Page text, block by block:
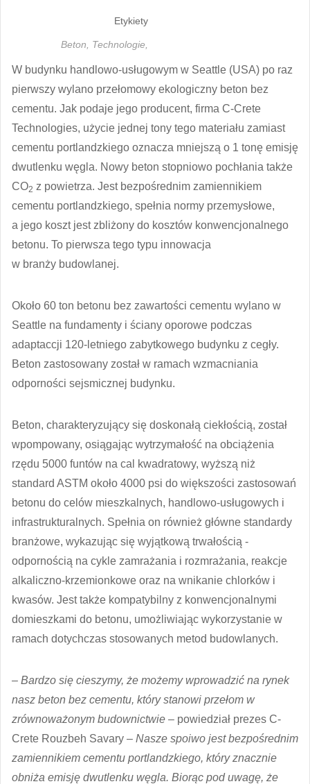
Etykiety
Beton, Technologie,
W budynku handlowo-usługowym w Seattle (USA) po raz
pierwszy wylano przełomowy ekologiczny beton bez
cementu. Jak podaje jego producent, firma C-Crete
Technologies, użycie jednej tony tego materiału zamiast
cementu portlandzkiego oznacza mniejszą o 1 tonę emisję
dwutlenku węgla. Nowy beton stopniowo pochłania także
CO2 z powietrza. Jest bezpośrednim zamiennikiem
cementu portlandzkiego, spełnia normy przemysłowe,
a jego koszt jest zbliżony do kosztów konwencjonalnego
betonu. To pierwsza tego typu innowacja
w branży budowlanej.
Około 60 ton betonu bez zawartości cementu wylano w
Seattle na fundamenty i ściany oporowe podczas
adaptaccji 120-letniego zabytkowego budynku z cegły.
Beton zastosowany został w ramach wzmacniania
odporności sejsmicznej budynku.
Beton, charakteryzujący się doskonałą ciekłością, został
wpompowany, osiągając wytrzymałość na obciążenia
rzędu 5000 funtów na cal kwadratowy, wyższą niż
standard ASTM około 4000 psi do większości zastosowań
betonu do celów mieszkalnych, handlowo-usługowych i
infrastrukturalnych. Spełnia on również główne standardy
branżowe, wykazując się wyjątkową trwałością -
odpornością na cykle zamrażania i rozmrażania, reakcje
alkaliczno-krzemionkowe oraz na wnikanie chlorków i
kwasów. Jest także kompatybilny z konwencjonalnymi
domieszkami do betonu, umożliwiając wykorzystanie w
ramach dotychczas stosowanych metod budowlanych.
– Bardzo się cieszymy, że możemy wprowadzić na rynek
nasz beton bez cementu, który stanowi przełom w
zrównoważonym budownictwie – powiedział prezes C-
Crete Rouzbeh Savary – Nasze spoiwo jest bezpośrednim
zamiennikiem cementu portlandzkiego, który znacznie
obniża emisję dwutlenku węgla. Biorąc pod uwagę, że